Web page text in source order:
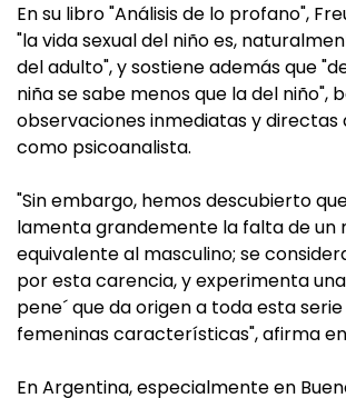
En su libro "Análisis de lo profano",
"la vida sexual del niño es,
del adulto", y sostiene además que
niña se sabe menos que la del niño",
observaciones inmediatas y directas
como psicoanalista.
"Sin embargo, hemos descubierto
lamenta grandemente la falta de un
equivalente al masculino; se
por esta carencia, y experimenta una
pene´ que da origen a toda esta
femeninas características", afirma
En Argentina, especialmente en